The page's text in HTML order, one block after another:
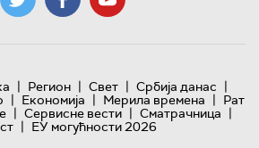
| Регион | Свет | Србија данас |
| Економија | Мерила времена | Рат
| Сервисне вести | Сматрачница |
| ЕУ могућности 2026